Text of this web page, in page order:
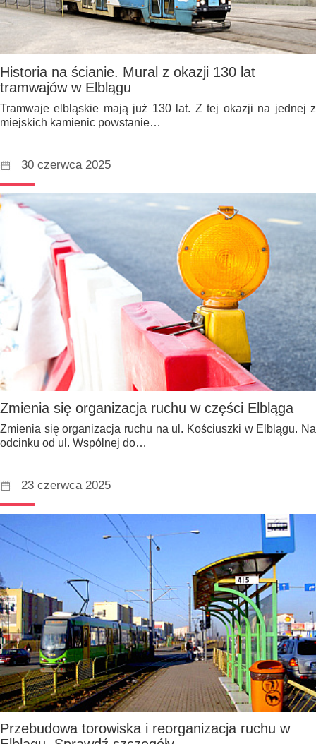
Historia na ścianie. Mural z okazji 130 lat
tramwajów w Elblągu
Tramwaje elbląskie mają już 130 lat. Z tej okazji na jednej z
miejskich kamienic powstanie…
30 czerwca 2025
Zmienia się organizacja ruchu w części Elbląga
Zmienia się organizacja ruchu na ul. Kościuszki w Elblągu. Na
odcinku od ul. Wspólnej do…
23 czerwca 2025
Przebudowa torowiska i reorganizacja ruchu w